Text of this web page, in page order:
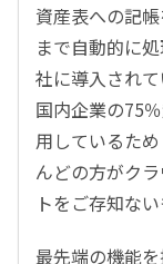
資産表への記帳
まで自動的に
社に導入され
国内企業の75
用しているた
んどの方がク
トをご存知な
最先端の機能